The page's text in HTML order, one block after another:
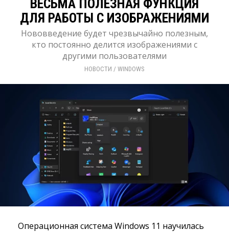
ВЕСЬМА ПОЛЕЗНАЯ ФУНКЦИЯ
ДЛЯ РАБОТЫ С ИЗОБРАЖЕНИЯМИ
Нововведение будет чрезвычайно полезным,
кто постоянно делится изображениями с
другими пользователями
НОВОСТИ / WINDOWS
Операционная система Windows 11 научилась